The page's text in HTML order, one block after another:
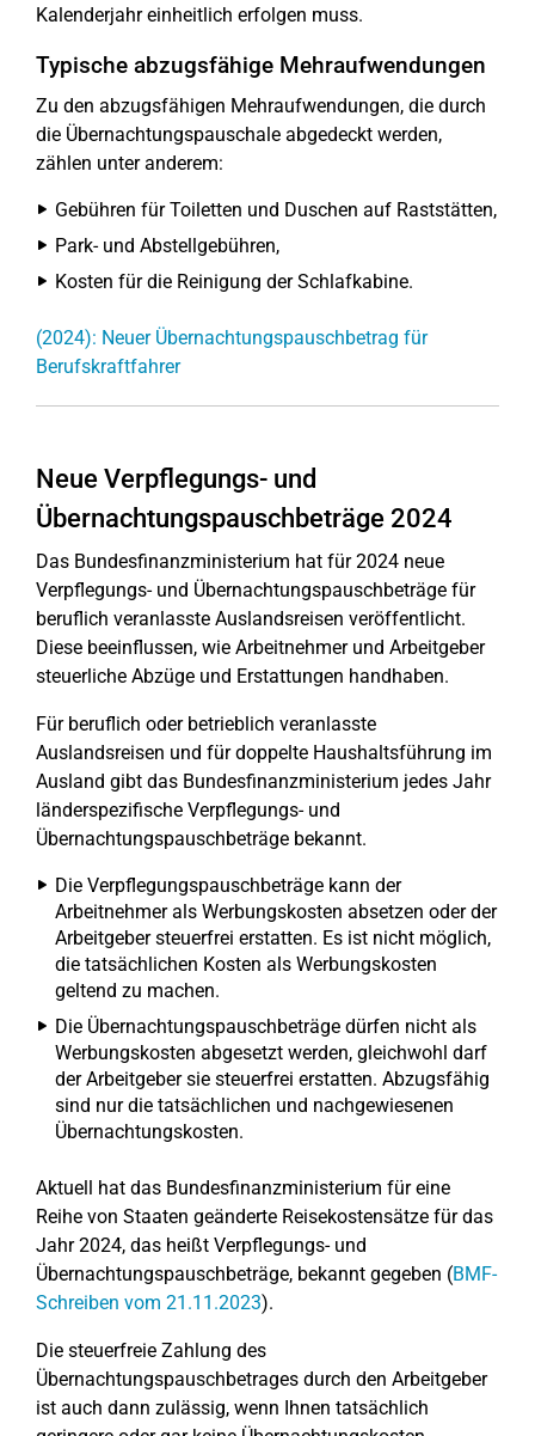
Kalenderjahr einheitlich erfolgen muss.
Typische abzugsfähige Mehraufwendungen
Zu den abzugsfähigen Mehraufwendungen, die durch
die Übernachtungspauschale abgedeckt werden,
zählen unter anderem:
Gebühren für Toiletten und Duschen auf Raststätten,
Park- und Abstellgebühren,
Kosten für die Reinigung der Schlafkabine.
(2024): Neuer Übernachtungspauschbetrag für
Berufskraftfahrer
Neue Verpflegungs- und
Übernachtungspauschbeträge 2024
Das Bundesfinanzministerium hat für 2024 neue
Verpflegungs- und Übernachtungspauschbeträge für
beruflich veranlasste Auslandsreisen veröffentlicht.
Diese beeinflussen, wie Arbeitnehmer und Arbeitgeber
steuerliche Abzüge und Erstattungen handhaben.
Für beruflich oder betrieblich veranlasste
Auslandsreisen und für doppelte Haushaltsführung im
Ausland gibt das Bundesfinanzministerium jedes Jahr
länderspezifische Verpflegungs- und
Übernachtungspauschbeträge bekannt.
Die Verpflegungspauschbeträge kann der
Arbeitnehmer als Werbungskosten absetzen oder der
Arbeitgeber steuerfrei erstatten. Es ist nicht möglich,
die tatsächlichen Kosten als Werbungskosten
geltend zu machen.
Die Übernachtungspauschbeträge dürfen nicht als
Werbungskosten abgesetzt werden, gleichwohl darf
der Arbeitgeber sie steuerfrei erstatten. Abzugsfähig
sind nur die tatsächlichen und nachgewiesenen
Übernachtungskosten.
Aktuell hat das Bundesfinanzministerium für eine
Reihe von Staaten geänderte Reisekostensätze für das
Jahr 2024, das heißt Verpflegungs- und
Übernachtungspauschbeträge, bekannt gegeben (BMF-
Schreiben vom 21.11.2023).
Die steuerfreie Zahlung des
Übernachtungspauschbetrages durch den Arbeitgeber
ist auch dann zulässig, wenn Ihnen tatsächlich